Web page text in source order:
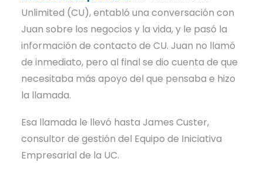
Unlimited (CU), entabló una conversación con
Juan sobre los negocios y la vida, y le pasó la
información de contacto de CU. Juan no llamó
de inmediato, pero al final se dio cuenta de que
necesitaba más apoyo del que pensaba e hizo
la llamada.
Esa llamada le llevó hasta James Custer,
consultor de gestión del Equipo de Iniciativa
Empresarial de la UC.